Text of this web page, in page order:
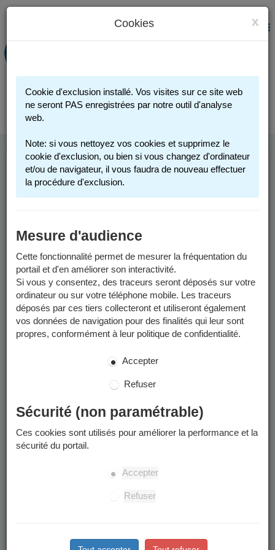
PORTAIL FAMILLE
Connexion
MENU
ANNÉE SCOLAIRE
2025-2026
Les informations sont valables pour l'année scolaire 2025-2026.
Un calendrier scolaire est disponible dans lesdocuments à
télécharger .
Enfants concernés
La préinscription à l'école publique concerne les enfants qui
Sont nés en 2022.
suite à un déménagement à Grenoble.
Souhaitent intégrer une école publique après une
scolarisation dans le privé ou à domicile.
Grenoblois : Scolariser son enfant dans une école en
x
Cookies
Cookie d'exclusion installé. Vos visites sur ce site web
ne seront PAS enregistrées par notre outil d'analyse
web.
Note: si vous nettoyez vos cookies et supprimez le
cookie d'exclusion, ou bien si vous changez d'ordinateur
et/ou de navigateur, il vous faudra de nouveau effectuer
la procédure d'exclusion.
Mesure d'audience
Cette fonctionnalité permet de mesurer la fréquentation du
portail et d'en améliorer son interactivité.
Si vous y consentez, des traceurs seront déposés sur votre
ordinateur ou sur votre téléphone mobile. Les traceurs
déposés par ces tiers collecteront et utiliseront également
vos données de navigation pour des finalités qui leur sont
propres, conformément à leur politique de confidentialité.
Accepter
Refuser
Sécurité (non paramétrable)
Ces cookies sont utilisés pour améliorer la performance et la
sécurité du portail.
Accepter
Refuser